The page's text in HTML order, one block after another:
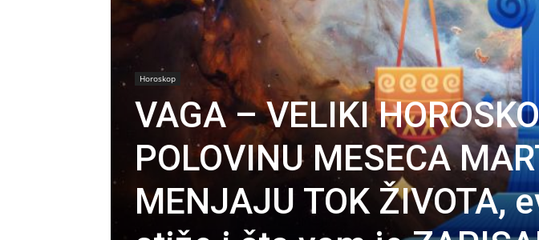
Horoskop
VAGA – VELIKI
POLOVINU MESECA
MENJAJU TOK ŽIVOTA,